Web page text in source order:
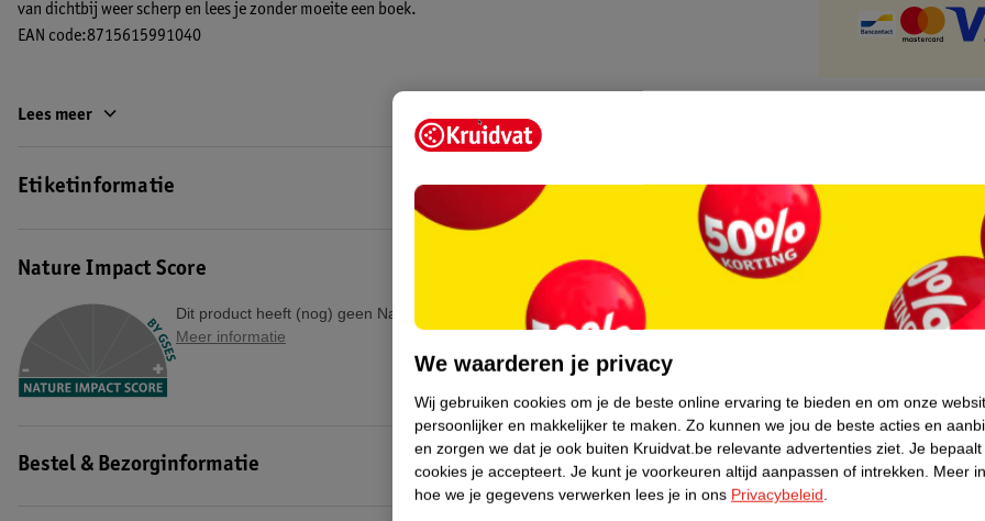
van dichtbij weer scherp en lees je zonder moeite een boek.
EAN code:8715615991040
Lees meer
Etiketinformatie
Nature Impact Score
Dit product heeft (nog) geen Nature Impact Score.
Meer informatie
Bestel & Bezorginformatie
We waarderen je privacy
Wij gebruiken cookies om je de beste online ervaring te bieden en om onze
persoonlijker en makkelijker te maken. Zo kunnen we jou de beste acties en
en zorgen we dat je ook buiten Kruidvat.be relevante advertenties ziet. Je
cookies je accepteert. Je kunt je voorkeuren altijd aanpassen of intrekken. Meer
hoe we je gegevens verwerken lees je in ons Privacybeleid.